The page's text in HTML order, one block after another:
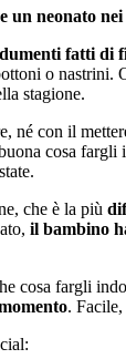
un neonato
fatti di
o nastrini.
stagione.
né con il
cosa fargli
che è la più
il bambino
cosa fargli
. Facile,